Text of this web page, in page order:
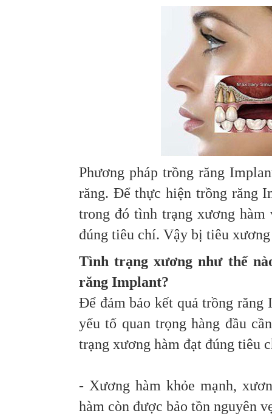
Phương pháp trồng răng
răng. Để thực hiện trồng răng
trong đó tình trạng xương hàm
đúng tiêu chí. Vậy bị tiêu
Tình trạng xương như thế
răng Implant?
Để đảm bảo kết quả trồng
yếu tố quan trọng hàng đầu
trạng xương hàm đạt đúng tiêu
- Xương hàm khỏe mạnh,
hàm còn được bảo tồn nguyên